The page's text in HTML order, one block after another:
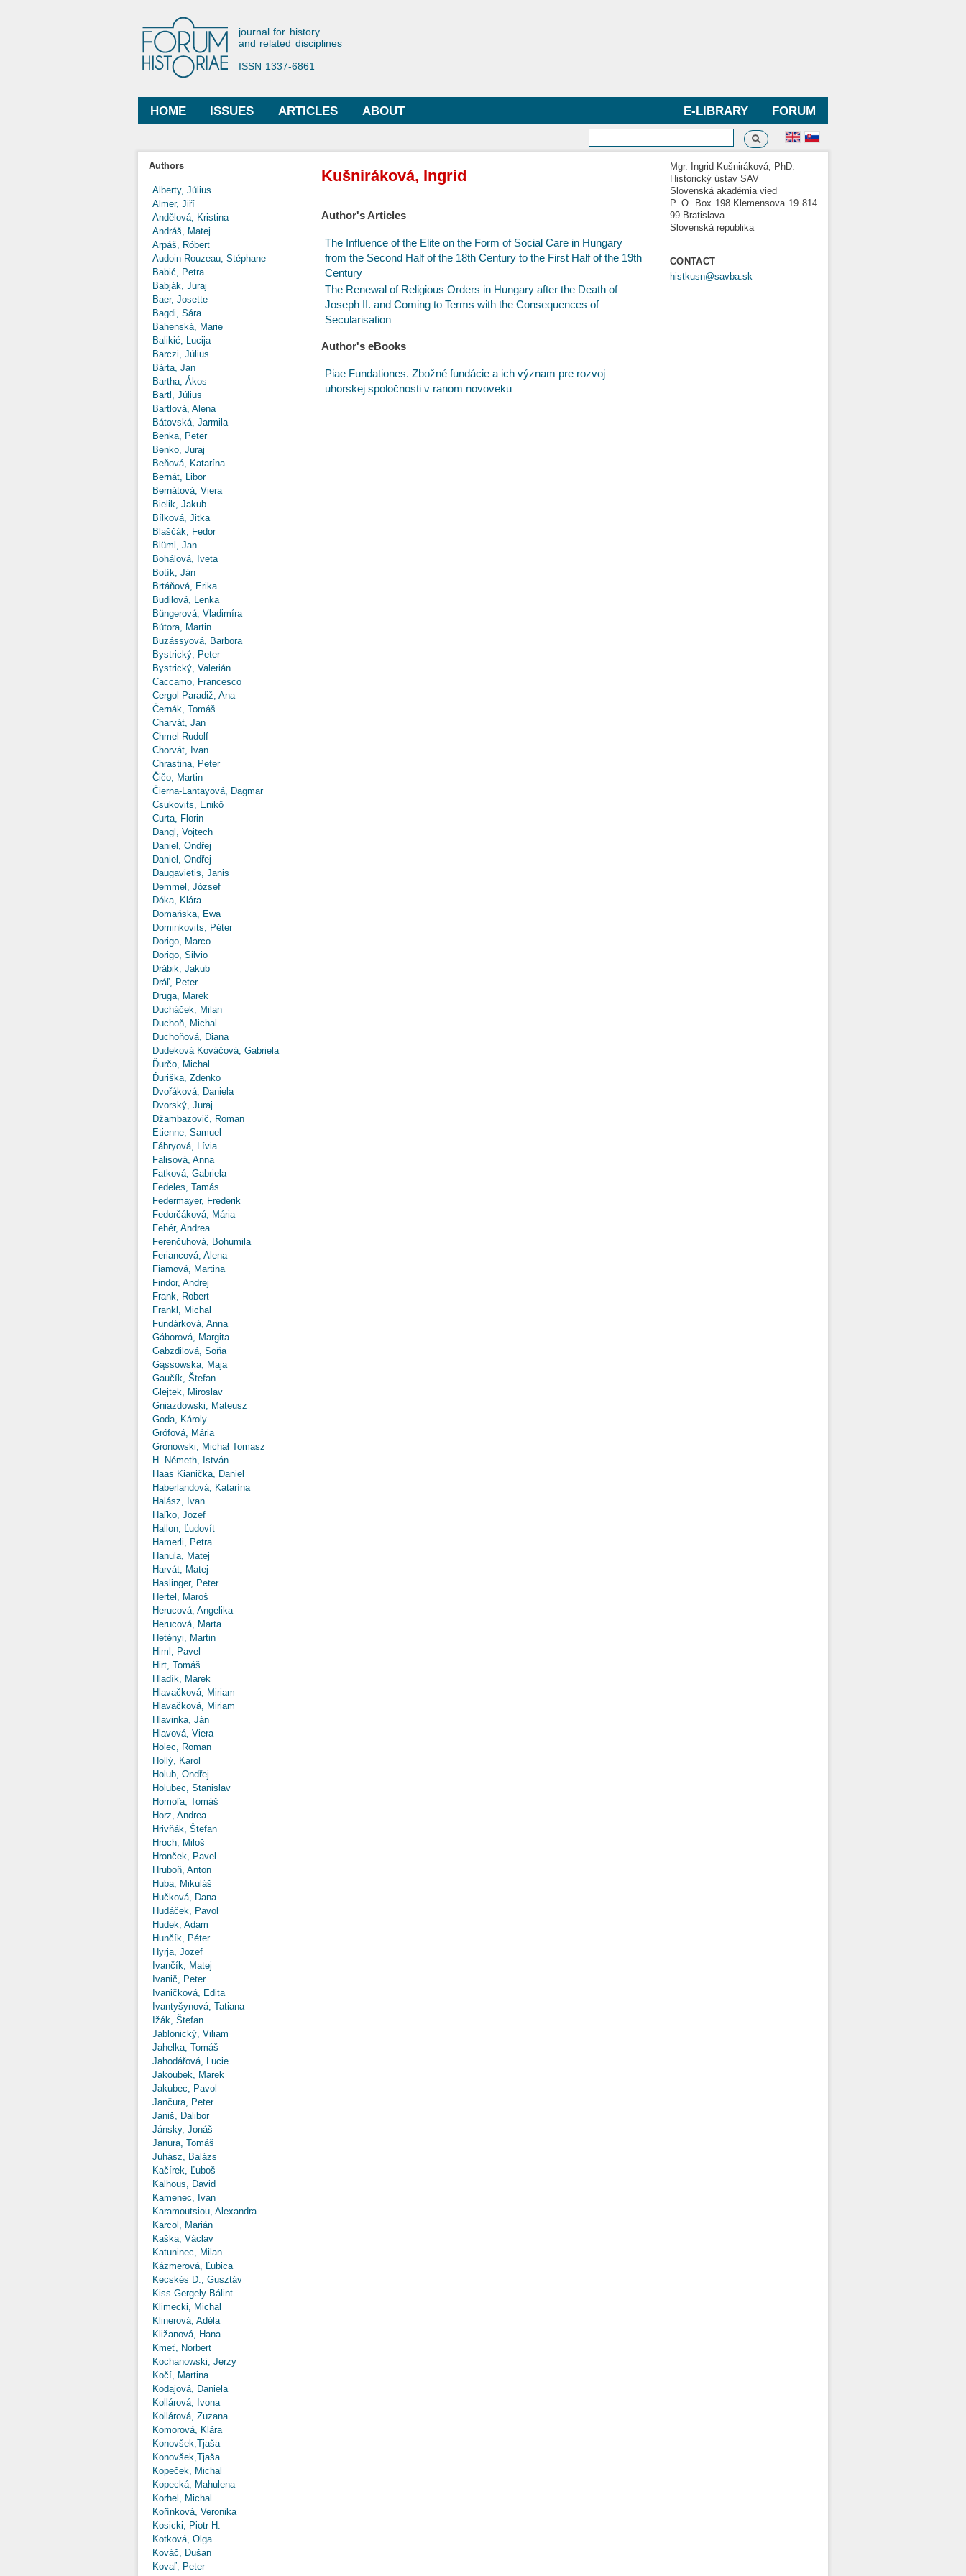
Forum Historiae
journal for history
and related disciplines
ISSN 1337-6861
Main menu
HOME ISSUES ARTICLES FORUM
E-LIBRARY
ABOUT
Search form
Search
Authors
Alberty, Július
Almer, Jiří
Andělová, Kristina
Andráš, Matej
Arpáš, Róbert
Audoin-Rouzeau, Stéphane
Babić, Petra
Babják, Juraj
Baer, Josette
Bagdi, Sára
Bahenská, Marie
Balikić, Lucija
Barczi, Július
Bárta, Jan
Bartha, Ákos
Bartl, Július
Bartlová, Alena
Bátovská, Jarmila
Benka, Peter
Benko, Juraj
Beňová, Katarína
Bernát, Libor
Bernátová, Viera
Bielik, Jakub
Bílková, Jitka
Blaščák, Fedor
Blüml, Jan
Bohálová, Iveta
Botík, Ján
Brtáňová, Erika
Budilová, Lenka
Büngerová, Vladimíra
Bútora, Martin
Buzássyová, Barbora
Bystrický, Peter
Bystrický, Valerián
Caccamo, Francesco
Cergol Paradiž, Ana
Černák, Tomáš
Charvát, Jan
Chmel Rudolf
Chorvát, Ivan
Chrastina, Peter
Čičo, Martin
Čierna-Lantayová, Dagmar
Csukovits, Enikő
Curta, Florin
Dangl, Vojtech
Daniel, Ondřej
Daniel, Ondřej
Daugavietis, Jānis
Demmel, József
Dóka, Klára
Domańska, Ewa
Dominkovits, Péter
Dorigo, Marco
Dorigo, Silvio
Drábik, Jakub
Dráľ, Peter
Druga, Marek
Ducháček, Milan
Duchoň, Michal
Duchoňová, Diana
Dudeková Kováčová, Gabriela
Ďurčo, Michal
Ďuriška, Zdenko
Dvořáková, Daniela
Dvorský, Juraj
Džambazovič, Roman
Etienne, Samuel
Fábryová, Lívia
Falisová, Anna
Fatková, Gabriela
Fedeles, Tamás
Federmayer, Frederik
Fedorčáková, Mária
Fehér, Andrea
Ferenčuhová, Bohumila
Feriancová, Alena
Fiamová, Martina
Findor, Andrej
Frank, Robert
Frankl, Michal
Fundárková, Anna
Gáborová, Margita
Gabzdilová, Soňa
Gąssowska, Maja
Gaučík, Štefan
Glejtek, Miroslav
Gniazdowski, Mateusz
Goda, Károly
Grófová, Mária
Gronowski, Michał Tomasz
H. Németh, István
Haas Kianička, Daniel
Haberlandová, Katarína
Halász, Ivan
Haľko, Jozef
Hallon, Ľudovít
Hamerli, Petra
Hanula, Matej
Harvát, Matej
Haslinger, Peter
Hertel, Maroš
Herucová, Angelika
Herucová, Marta
Hetényi, Martin
Himl, Pavel
Hirt, Tomáš
Hladík, Marek
Hlavačková, Miriam
Hlavačková, Miriam
Hlavinka, Ján
Hlavová, Viera
Holec, Roman
Hollý, Karol
Holub, Ondřej
Holubec, Stanislav
Homoľa, Tomáš
Horz, Andrea
Hrivňák, Štefan
Hroch, Miloš
Hronček, Pavel
Hruboň, Anton
Huba, Mikuláš
Hučková, Dana
Hudáček, Pavol
Hudek, Adam
Hunčík, Péter
Hyrja, Jozef
Ivančík, Matej
Ivanič, Peter
Ivaničková, Edita
Ivantyšynová, Tatiana
Ižák, Štefan
Jablonický, Viliam
Jahelka, Tomáš
Jahodářová, Lucie
Jakoubek, Marek
Jakubec, Pavol
Jančura, Peter
Janiš, Dalibor
Jánsky, Jonáš
Janura, Tomáš
Juhász, Balázs
Kačírek, Ľuboš
Kalhous, David
Kamenec, Ivan
Karamoutsiou, Alexandra
Karcol, Marián
Kaška, Václav
Katuninec, Milan
Kázmerová, Ľubica
Kecskés D., Gusztáv
Kiss Gergely Bálint
Klimecki, Michal
Klinerová, Adéla
Kližanová, Hana
Kmeť, Norbert
Kochanowski, Jerzy
Kočí, Martina
Kodajová, Daniela
Kollárová, Ivona
Kollárová, Zuzana
Komorová, Klára
Konovšek,Tjaša
Konovšek,Tjaša
Kopeček, Michal
Kopecká, Mahulena
Korhel, Michal
Kořínková, Veronika
Kosicki, Piotr H.
Kotková, Olga
Kováč, Dušan
Kovaľ, Peter
Kušniráková, Ingrid
Author's Articles
The Influence of the Elite on the Form of Social Care in Hungary
from the Second Half of the 18th Century to the First Half of the 19th
Century
The Renewal of Religious Orders in Hungary after the Death of
Joseph II. and Coming to Terms with the Consequences of
Secularisation
Author's eBooks
Piae Fundationes. Zbožné fundácie a ich význam pre rozvoj
uhorskej spoločnosti v ranom novoveku
Mgr. Ingrid Kušniráková, PhD.
Historický ústav SAV
Slovenská akadémia vied
P. O. Box 198 Klemensova 19 814
99 Bratislava
Slovenská republika
CONTACT
histkusn@savba.sk